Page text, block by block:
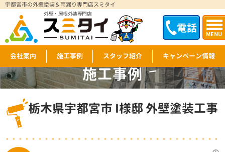
電話 MENU
宇都宮市の外壁塗装＆雨漏り専門店スミタイ
外壁・屋根外装専門店
会社案内 施工事例 スタッフ紹介 キャンペーン情報
施工事例
WORKS
栃木県宇都宮市 I様邸 外壁塗装工事